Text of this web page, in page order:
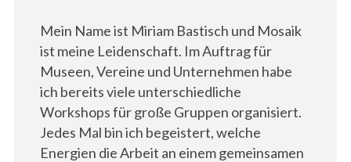
Mein Name ist Miriam Bastisch und Mosaik
ist meine Leidenschaft. Im Auftrag für
Museen, Vereine und Unternehmen habe
ich bereits viele unterschiedliche
Workshops für große Gruppen organisiert.
Jedes Mal bin ich begeistert, welche
Energien die Arbeit an einem gemeinsamen